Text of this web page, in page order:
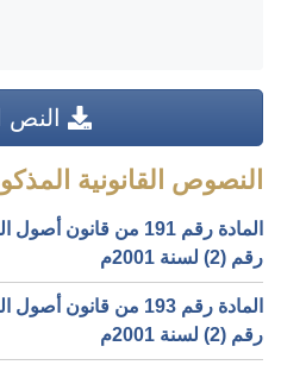
النص
النصوص القانونية
المادة رقم 191 من
رقم (2) لسنة 2001م
المادة رقم 193 من
رقم (2) لسنة 2001م